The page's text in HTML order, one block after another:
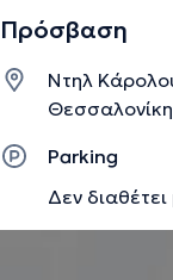
Πρόσβαση
Ντηλ
Parking
Δεν